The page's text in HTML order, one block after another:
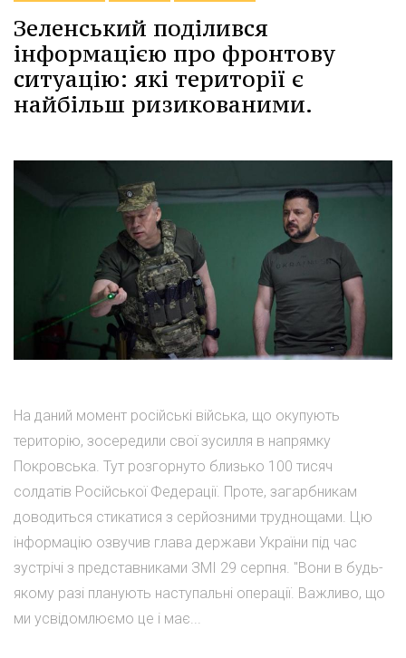
Зеленський поділився
інформацією про фронтову
ситуацію: які території є
найбільш ризикованими.
На даний момент російські війська, що окупують
територію, зосередили свої зусилля в напрямку
Покровська. Тут розгорнуто близько 100 тисяч
солдатів Російської Федерації. Проте, загарбникам
доводиться стикатися з серйозними труднощами. Цю
інформацію озвучив глава держави України під час
зустрічі з представниками ЗМІ 29 серпня. "Вони в будь-
якому разі планують наступальні операції. Важливо, що
ми усвідомлюємо це і має...